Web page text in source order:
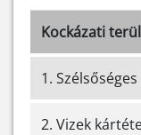
Kockázati
1.
2. Vizek